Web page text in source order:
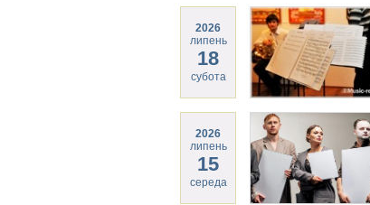
2026
липень
18
субота
2026
липень
15
середа